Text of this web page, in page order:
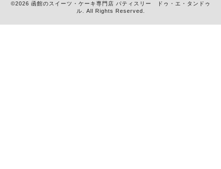
©2026 函館のスイーツ・ケーキ専門店 パティスリー ドゥ・エ・タンドゥ
ル . All Rights Reserved.